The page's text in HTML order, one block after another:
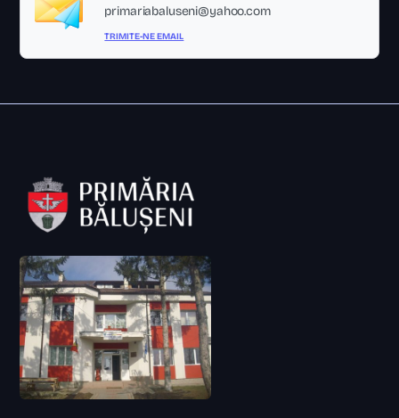
primariabaluseni@yahoo.com
TRIMITE-NE EMAIL